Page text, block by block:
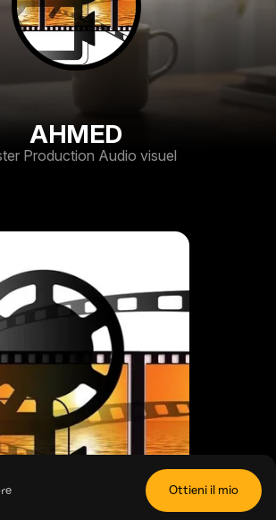
AHMED
Production Audio visuel
Ottieni il mio